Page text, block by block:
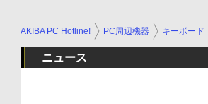
AKIBA PC Hotline! PC周辺機器 キーボード
ニュース